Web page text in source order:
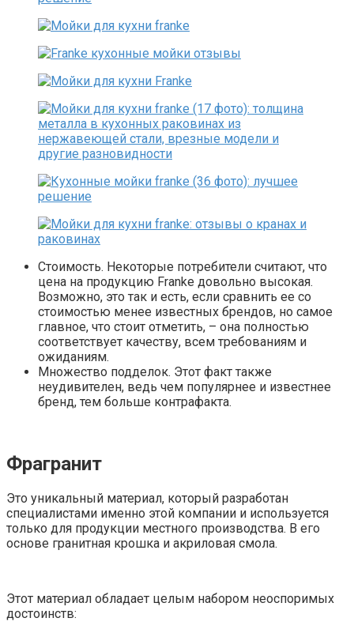
Стоимость. Некоторые потребители считают, что
цена на продукцию Franke довольно высокая.
Возможно, это так и есть, если сравнить ее со
стоимостью менее известных брендов, но самое
главное, что стоит отметить, – она полностью
соответствует качеству, всем требованиям и
ожиданиям.
Множество подделок. Этот факт также
неудивителен, ведь чем популярнее и известнее
бренд, тем больше контрафакта.
Фрагранит
Это уникальный материал, который разработан
специалистами именно этой компании и используется
только для продукции местного производства. В его
основе гранитная крошка и акриловая смола.
Этот материал обладает целым набором неоспоримых
достоинств: